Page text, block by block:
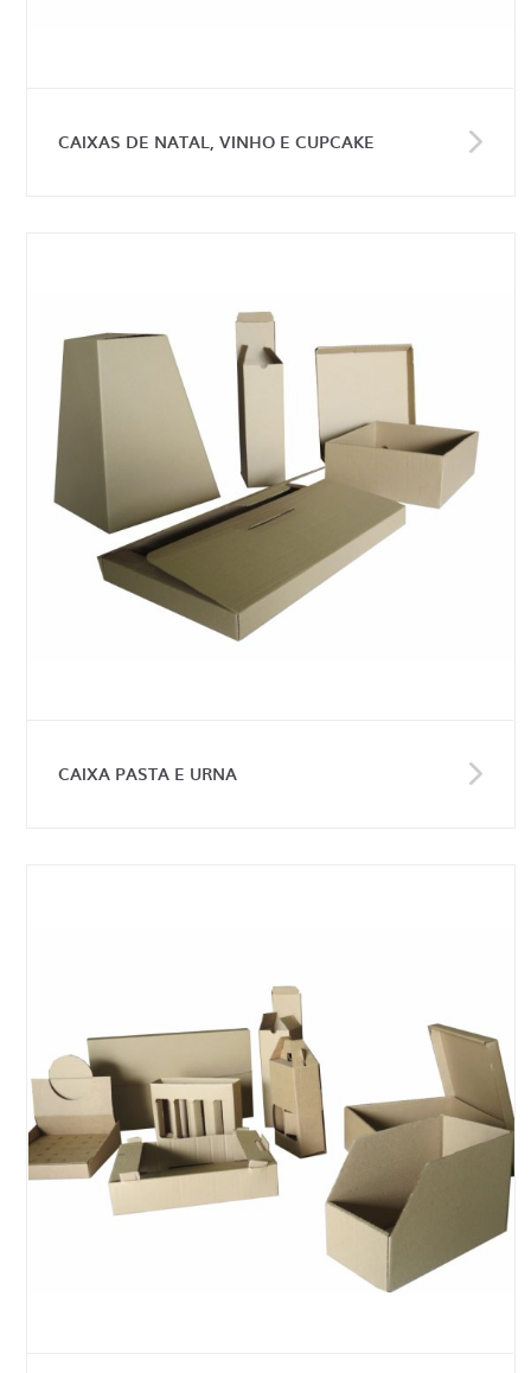
CAIXAS DE NATAL, VINHO E CUPCAKE
CAIXA PASTA E URNA